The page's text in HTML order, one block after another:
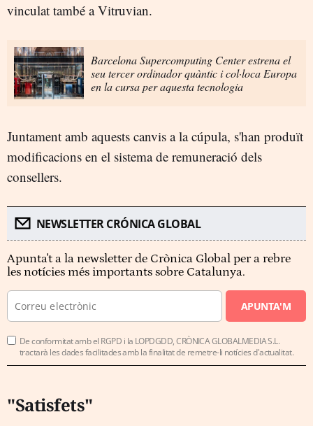
vinculat també a Vitruvian.
Barcelona Supercomputing Center estrena el
seu tercer ordinador quàntic i col·loca Europa
en la cursa per aquesta tecnologia
Juntament amb aquests canvis a la cúpula, s'han produït
modificacions en el sistema de remuneració dels
consellers.
NEWSLETTER CRÓNICA GLOBAL
Apunta't a la newsletter de Crònica Global per a rebre
les notícies més importants sobre Catalunya.
APUNTA'M
De conformitat amb el RGPD i la LOPDGDD, CRÒNICA GLOBALMEDIA S.L.
tractarà les dades facilitades amb la finalitat de remetre-li notícies d'actualitat.
"Satisfets"